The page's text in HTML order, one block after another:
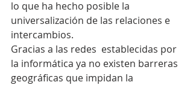
lo que ha hecho posible la
universalización de las relaciones e
intercambios.
Gracias a las redes  establecidas por
la informática ya no existen barreras
geográficas que impidan la